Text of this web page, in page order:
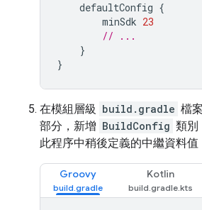
defaultConfig {
minSdk 23
// ...
}
}
在模組層級 build.gradle 檔
部分，新增 BuildConfig 類別
此程序中稍後定義的中繼資料值
Groovy Kotlin